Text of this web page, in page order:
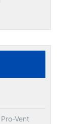
Vent